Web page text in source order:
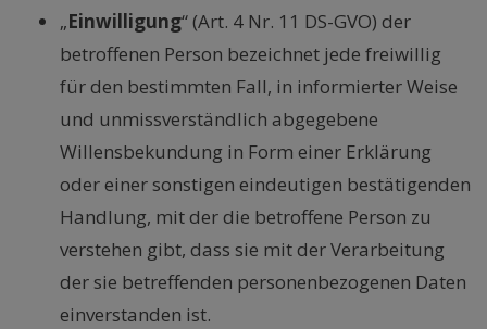
„Einwilligung“ (Art. 4 Nr. 11 DS-GVO) der
betroffenen Person bezeichnet jede freiwillig
für den bestimmten Fall, in informierter Weise
und unmissverständlich abgegebene
Willensbekundung in Form einer Erklärung
oder einer sonstigen eindeutigen bestätigenden
Handlung, mit der die betroffene Person zu
verstehen gibt, dass sie mit der Verarbeitung
der sie betreffenden personenbezogenen Daten
einverstanden ist.